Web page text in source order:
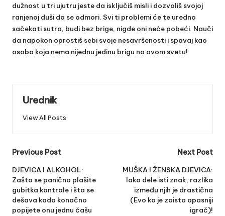
dužnost u tri ujutru jeste da isključiš misli i dozvoliš svojoj
ranjenoj duši da se odmori. Svi ti problemi će te uredno
sačekati sutra, budi bez brige, nigde oni neće pobeći. Nauči
da napokon oprostiš sebi svoje nesavršenosti i spavaj kao
osoba koja nema nijednu jedinu brigu na ovom svetu!
Urednik
View All Posts
Post
navigation
Previous Post
DJEVICA I ALKOHOL:
Zašto se panično plašite
gubitka kontrole i šta se
dešava kada konačno
popijete onu jednu čašu
Next Post
MUŠKA I ŽENSKA DJEVICA:
Iako dele isti znak, razlika
između njih je drastična
(Evo ko je zaista opasniji
igrač)!